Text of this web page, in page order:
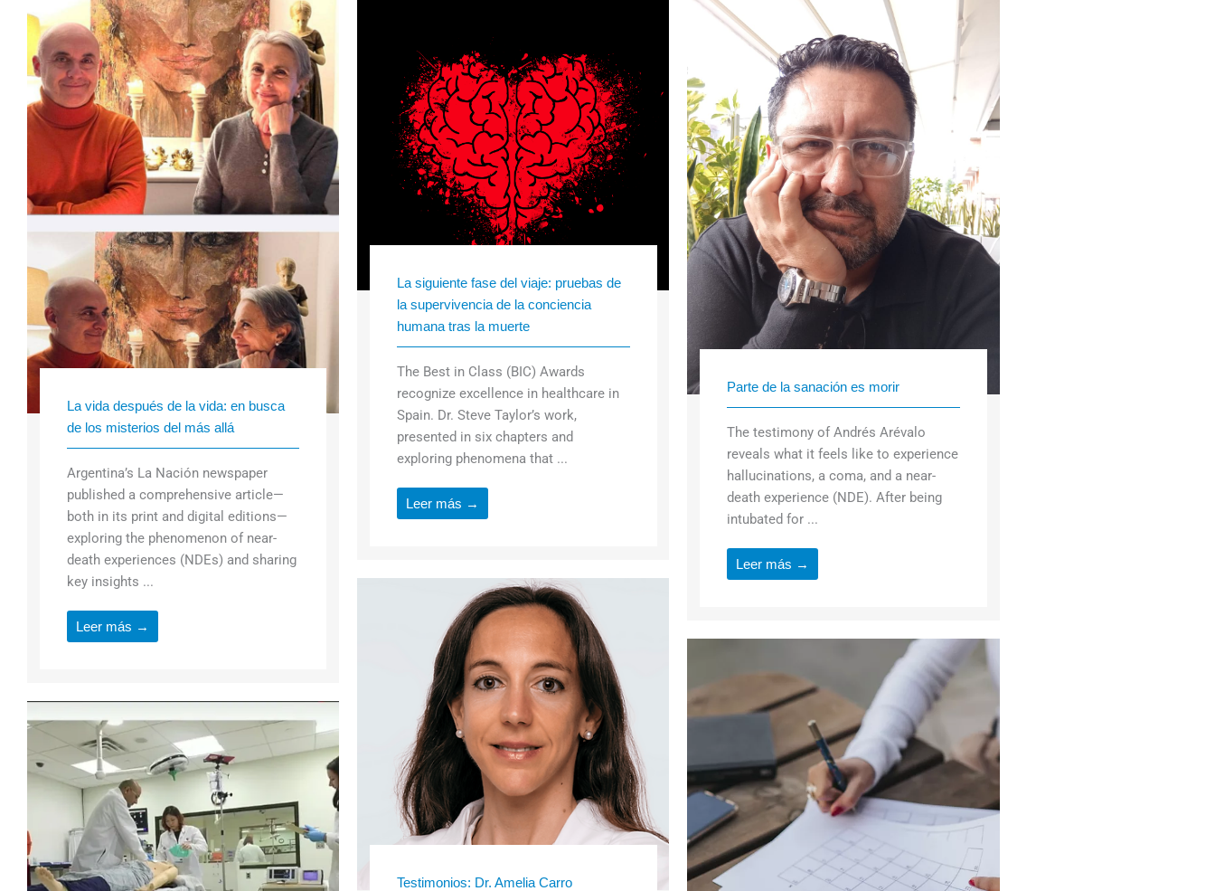
La vida después de la vida: en busca
de los misterios del más allá
Argentina’s La Nación newspaper
published a comprehensive article—
both in its print and digital editions—
exploring the phenomenon of near-
death experiences (NDEs) and sharing
key insights ...
Leer más →
La siguiente fase del viaje: pruebas de
la supervivencia de la conciencia
humana tras la muerte
The Best in Class (BIC) Awards
recognize excellence in healthcare in
Spain. Dr. Steve Taylor’s work,
presented in six chapters and
exploring phenomena that ...
Leer más →
Parte de la sanación es morir
The testimony of Andrés Arévalo
reveals what it feels like to experience
hallucinations, a coma, and a near-
death experience (NDE). After being
intubated for ...
Leer más →
Testimonios: Dr. Amelia Carro